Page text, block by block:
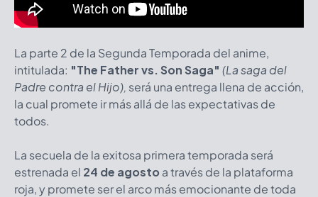
La parte 2 de la Segunda Temporada del anime,
intitulada: "The Father vs. Son Saga" (La saga del
Padre contra el Hijo), será una entrega llena de acción,
la cual promete ir más allá de las expectativas de
todos.
La secuela de la exitosa primera temporada será
estrenada el 24 de agosto a través de la plataforma
roja, y promete ser el arco más emocionante de toda